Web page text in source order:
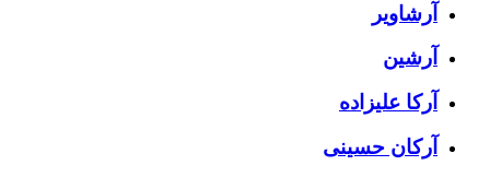
آرشاویر
آرشین
آرکا علیزاده
آرکان حسینی